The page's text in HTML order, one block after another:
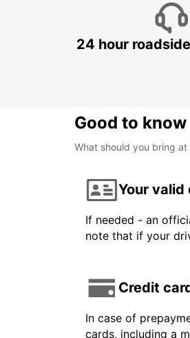
24 hour
Good to know
What should you bring at
Your valid
If needed - an
note that if your
Credit
In case of
cards, including a